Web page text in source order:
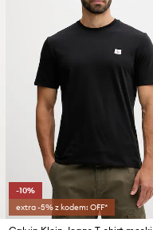
-10%
extra -5% z kodem: OFF*